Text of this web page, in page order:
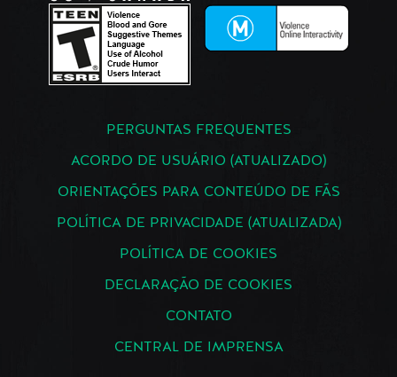
PERGUNTAS FREQUENTES
ACORDO DE USUÁRIO (ATUALIZADO)
ORIENTAÇÕES PARA CONTEÚDO DE FÃS
POLÍTICA DE PRIVACIDADE (ATUALIZADA)
POLÍTICA DE COOKIES
DECLARAÇÃO DE COOKIES
CONTATO
CENTRAL DE IMPRENSA